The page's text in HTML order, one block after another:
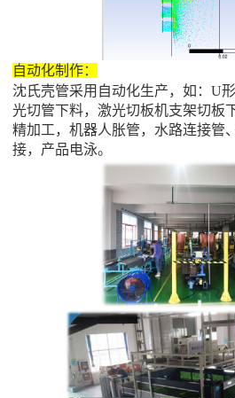
自动化制作：
沈氏壳管采用自动化生产，如：U
光切管下料，激光切板机支架切板
精加工，机器人胀管，水路连接管
接，产品电泳。